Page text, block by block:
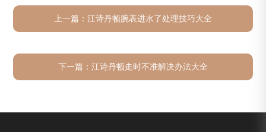
上一篇： 江诗丹顿腕表进水了处理技巧大全
下一篇： 江诗丹顿走时不准解决办法大全